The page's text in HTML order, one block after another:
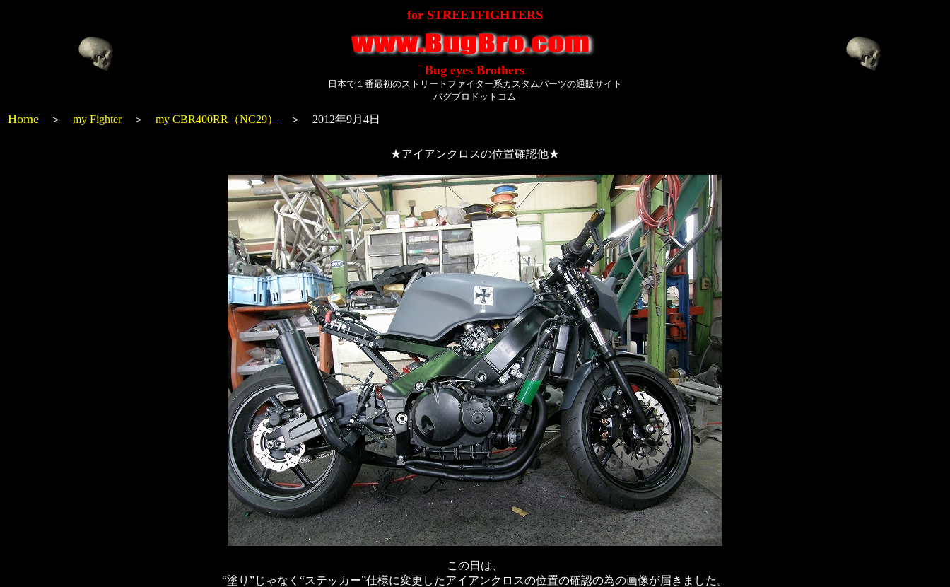
for STREETFIGHTERS
Bug eyes Brothers
日本で１番最初のストリートファイター系カスタムパーツの通販サイト
バグブロドットコム
Home ＞ my Fighter＞ my CBR400RR（NC29） ＞ 2012年9月4日
★アイアンクロスの位置確認他★
この日は、
“塗り”じゃなく“ステッカー”仕様に変更したアイアンクロスの位置の確認の為の画像が届きました。